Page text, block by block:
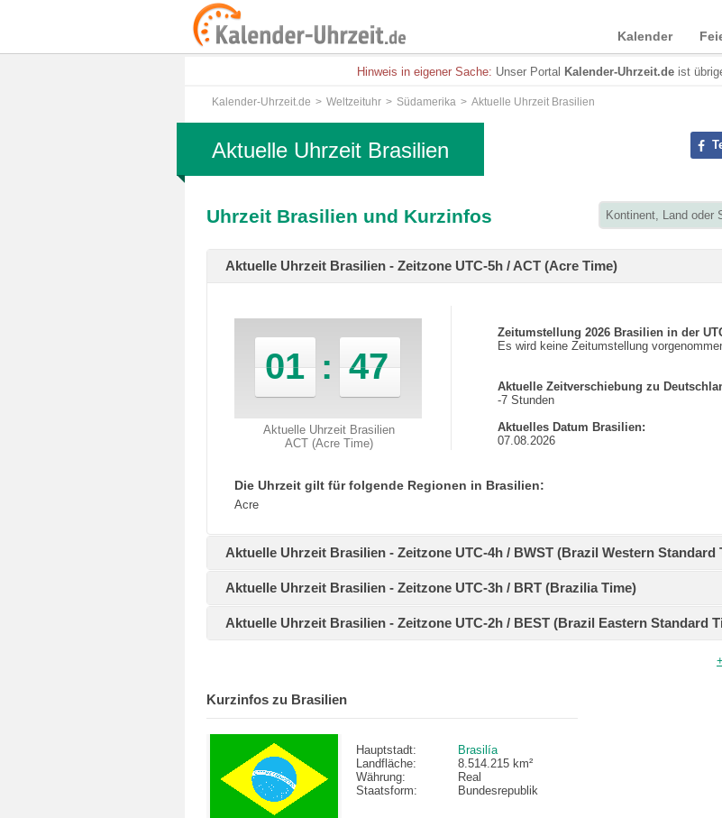
Kalender
Hinweis in eigener Sache: Unser Portal Kalender-Uhrzeit.de ist
Kalender-Uhrzeit.de Weltzeituhr Südamerika Aktuelle Uhrzeit Brasilien
Aktuelle Uhrzeit Brasilien
Uhrzeit Brasilien und Kurzinfos
Aktuelle Uhrzeit Brasilien - Zeitzone UTC-5h / ACT (Acre Time)
01 : 47
Aktuelle Uhrzeit Brasilien
ACT (Acre Time)
Zeitumstellung 2026 Brasilien in der
Es wird keine Zeitumstellung
Aktuelle Zeitverschiebung zu
-7 Stunden
Aktuelles Datum Brasilien:
07.08.2026
Die Uhrzeit gilt für folgende Regionen in Brasilien:
Acre
Aktuelle Uhrzeit Brasilien - Zeitzone UTC-4h / BWST (Brazil Western Standard
Aktuelle Uhrzeit Brasilien - Zeitzone UTC-3h / BRT (Brazilia Time)
Aktuelle Uhrzeit Brasilien - Zeitzone UTC-2h / BEST (Brazil Eastern Standard
Kurzinfos zu Brasilien
Hauptstadt:
Brasilía
Landfläche:
8.514.215 km²
Währung:
Real
Staatsform:
Bundesrepublik